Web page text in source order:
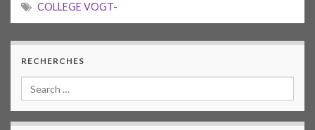
COLLEGE VOGT-
RECHERCHES